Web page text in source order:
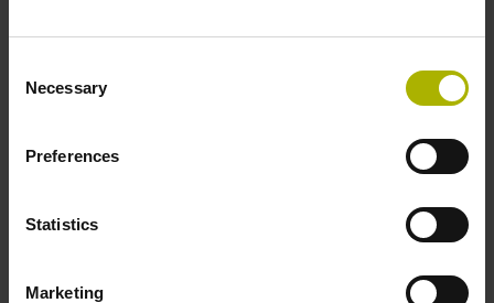
Selection
Necessary
Preferences
Statistics
Marketing
Befestigungsart
Sicherheitskonzept
Verbindung möglich